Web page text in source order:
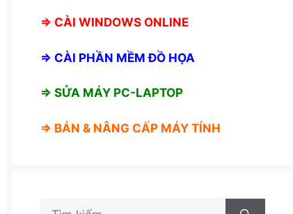
⇒ CÀI WINDOWS ONLINE
⇒ CÀI PHẦN MỀM ĐỒ HỌA
⇒ SỬA MÁY PC-LAPTOP
⇒ BÁN & NÂNG CẤP MÁY TÍNH
Tìm